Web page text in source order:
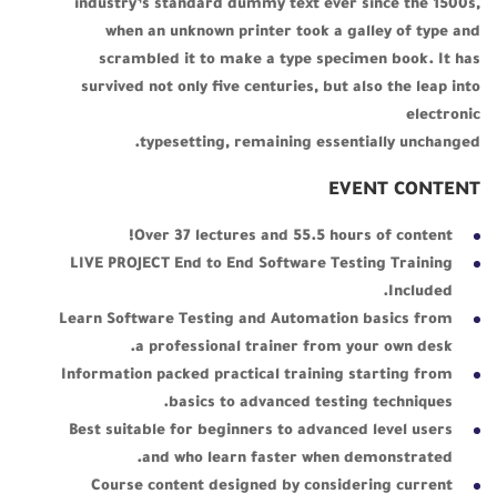
industry’s standard dummy text ever since the 1500s,
when an unknown printer took a galley of type and
scrambled it to make a type specimen book. It has
survived not only five centuries, but also the leap into
electronic
typesetting, remaining essentially unchanged.
EVENT CONTENT
Over 37 lectures and 55.5 hours of content!
LIVE PROJECT End to End Software Testing Training
Included.
Learn Software Testing and Automation basics from
a professional trainer from your own desk.
Information packed practical training starting from
basics to advanced testing techniques.
Best suitable for beginners to advanced level users
and who learn faster when demonstrated.
Course content designed by considering current